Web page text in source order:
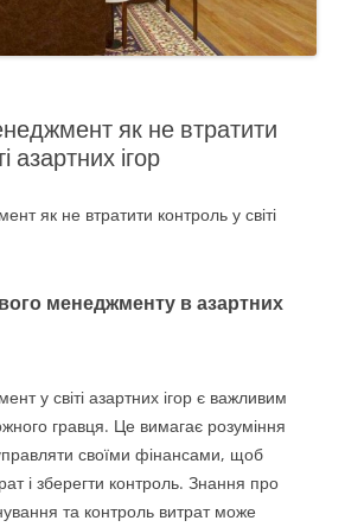
як не втратити
азартних ігор
як не втратити контроль у світі
менеджменту в азартних
у світі азартних ігор є важливим
гравця. Це вимагає розуміння
своїми фінансами, щоб
і зберегти контроль. Знання про
та контроль витрат може